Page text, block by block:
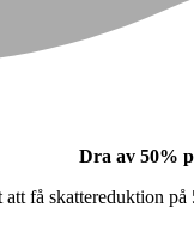
Dra av 50%
få skattereduktion